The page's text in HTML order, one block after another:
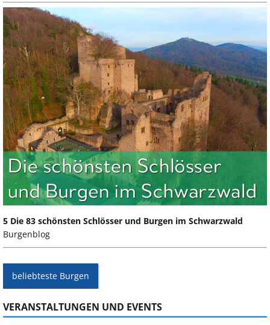
5 Die 83 schönsten Schlösser und Burgen im Schwarzwald
Burgenblog
beliebteste Burgen
VERANSTALTUNGEN UND EVENTS